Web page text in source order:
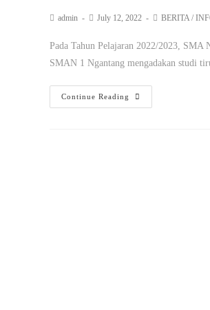
admin July 12, 2022 BERITA /
Pada Tahun Pelajaran 2022/2023,
SMAN 1 Ngantang mengadakan studi
Continue Reading